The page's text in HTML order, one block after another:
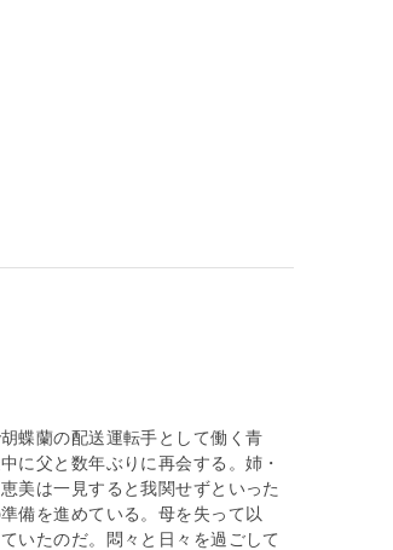
蝶蘭の配送運転手として働く青
に父と数年ぶりに再会する。姉・
美は一見すると我関せずといった
備を進めている。母を失って以
いたのだ。悶々と日々を過ごして